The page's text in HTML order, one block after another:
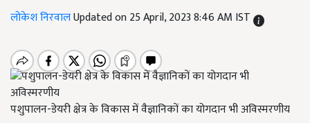
लोकेश निरवालUpdated on 25 April, 2023 8:46 AM IST
पशुपालन-डेयरी क्षेत्र के विकास में वैज्ञानिकों का योगदान भी अविस्मरणीय